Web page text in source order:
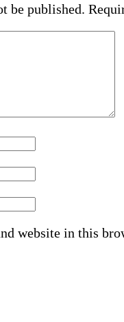
be published.
website in this